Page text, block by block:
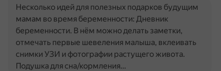
Несколько идей для полезных подарков будущим
мамам во время беременности: Дневник
беременности. В нём можно делать заметки,
отмечать первые шевеления малыша, вклеивать
снимки УЗИ и фотографии растущего живота.
Подушка для сна/кормления…